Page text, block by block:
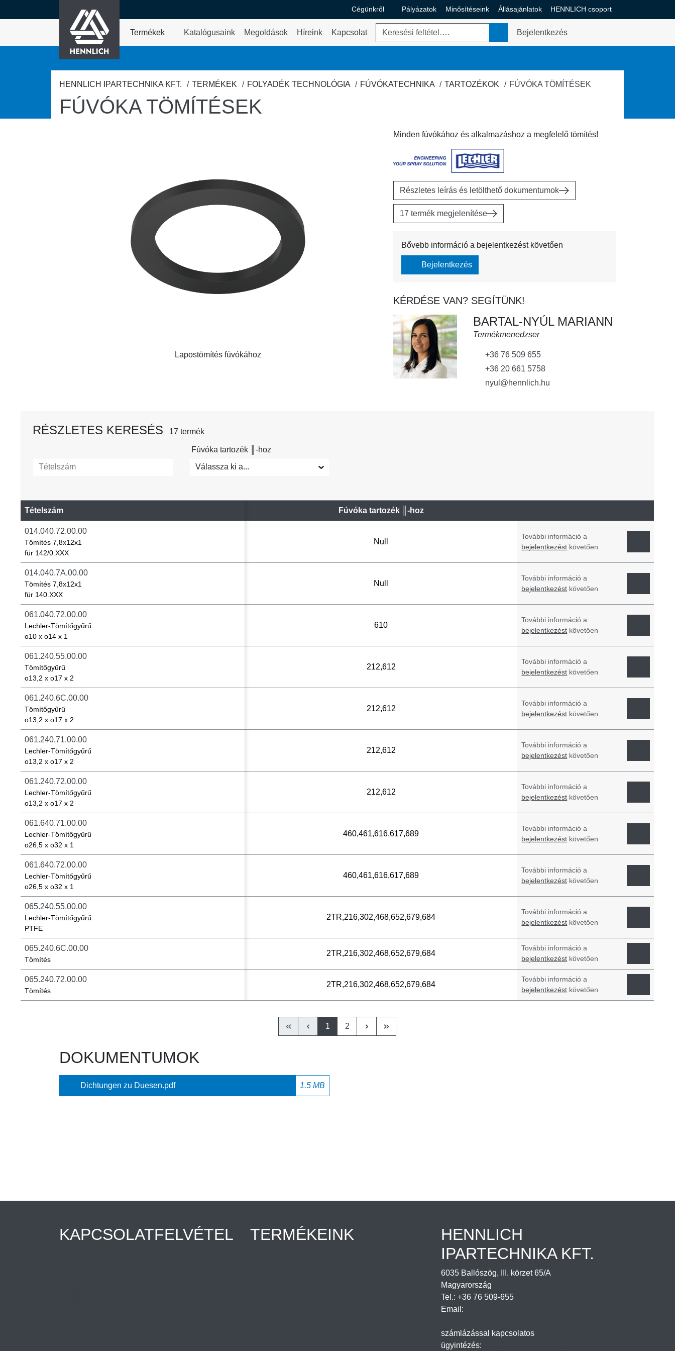
Cégünkről
A Cégünkről legördülő menü váltása
Pályázatok Minősítéseink Állásajánlatok HENNLICH csoport
Termékek
A Termékek legördülő menü váltása
Katalógusaink Megoldások Híreink Kapcsolat Keresés Bejelentkezés
HENNLICH IPARTECHNIKA KFT. TERMÉKEK FOLYADÉK TECHNOLÓGIA FÚVÓKATECHNIKA TARTOZÉKOK FÚVÓKA TÖMÍTÉSEK
FÚVÓKA TÖMÍTÉSEK
Lapostömítés fúvókához
Minden fúvókához és alkalmazáshoz a megfelelő tömítés!
Részletes leírás és letölthető dokumentumok
17 termék megjelenítése
Bővebb információ a bejelentkezést követően
Bejelentkezés
KÉRDÉSE VAN? SEGÍTÜNK!
BARTAL-NYÚL MARIANN
Termékmenedzser
+36 76 509 655
+36 20 661 5758
nyul@hennlich.hu
RÉSZLETES KERESÉS 17 termék
Fúvóka tartozék ║-hoz
Válassza ki a...
Tételszám Fúvóka tartozék ║-hoz
014.040.72.00.00
Tömítés 7,8x12x1
für 142/0.XXX
Null
További információ a
bejelentkezést követően
014.040.7A.00.00
Tömítés 7,8x12x1
für 140.XXX
Null
További információ a
bejelentkezést követően
061.040.72.00.00
Lechler-Tömítőgyűrű
o10 x o14 x 1
610
További információ a
bejelentkezést követően
061.240.55.00.00
Tömítőgyűrű
o13,2 x o17 x 2
212,612
További információ a
bejelentkezést követően
061.240.6C.00.00
Tömítőgyűrű
o13,2 x o17 x 2
212,612
További információ a
bejelentkezést követően
061.240.71.00.00
Lechler-Tömítőgyűrű
o13,2 x o17 x 2
212,612
További információ a
bejelentkezést követően
061.240.72.00.00
Lechler-Tömítőgyűrű
o13,2 x o17 x 2
212,612
További információ a
bejelentkezést követően
061.640.71.00.00
Lechler-Tömítőgyűrű
o26,5 x o32 x 1
460,461,616,617,689
További információ a
bejelentkezést követően
061.640.72.00.00
Lechler-Tömítőgyűrű
o26,5 x o32 x 1
460,461,616,617,689
További információ a
bejelentkezést követően
065.240.55.00.00
Lechler-Tömítőgyűrű
PTFE
2TR,216,302,468,652,679,684
További információ a
bejelentkezést követően
065.240.6C.00.00
Tömítés
2TR,216,302,468,652,679,684
További információ a
bejelentkezést követően
065.240.72.00.00
Tömítés
2TR,216,302,468,652,679,684
További információ a
bejelentkezést követően
1 2
DOKUMENTUMOK
Dichtungen zu Duesen.pdf 1.5 MB
KAPCSOLATFELVÉTEL TERMÉKEINK
HENNLICH
IPARTECHNIKA KFT.
6035 Ballószög, III. körzet 65/A
Magyarország
Tel.: +36 76 509-655
Email:
számlázással kapcsolatos
ügyintézés: